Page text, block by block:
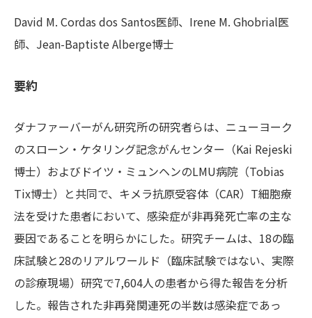
David M. Cordas dos Santos医師、Irene M. Ghobrial医
師、Jean-Baptiste Alberge博士
要約
ダナファーバーがん研究所の研究者らは、ニューヨーク
のスローン・ケタリング記念がんセンター（Kai Rejeski
博士）およびドイツ・ミュンヘンのLMU病院（Tobias
Tix博士）と共同で、キメラ抗原受容体（CAR）T細胞療
法を受けた患者において、感染症が非再発死亡率の主な
要因であることを明らかにした。研究チームは、18の臨
床試験と28のリアルワールド（臨床試験ではない、実際
の診療現場）研究で7,604人の患者から得た報告を分析
した。報告された非再発関連死の半数は感染症であっ